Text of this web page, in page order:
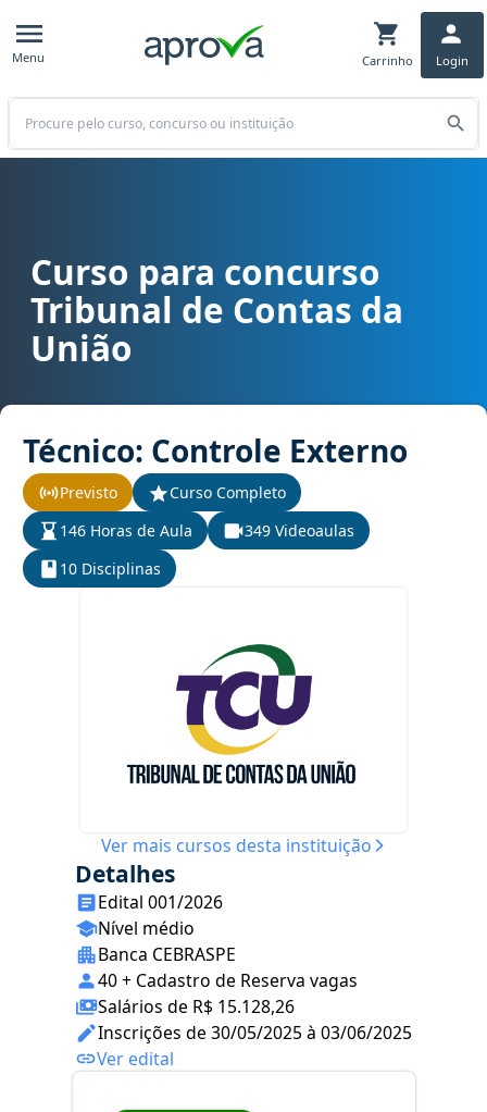
Menu Carrinho Login
Buscar
Curso para concurso TCU - Tribunal de Contas da União cargo
Curso para concurso
Tribunal de Contas da
União
Técnico: Controle Externo
Previsto
Curso Completo
146 Horas de Aula
349 Videoaulas
10 Disciplinas
Ver mais cursos desta instituição
Detalhes
Edital 001/2026
Nível médio
Banca CEBRASPE
40 + Cadastro de Reserva vagas
Salários de R$ 15.128,26
Inscrições de 30/05/2025 à 03/06/2025
Ver edital